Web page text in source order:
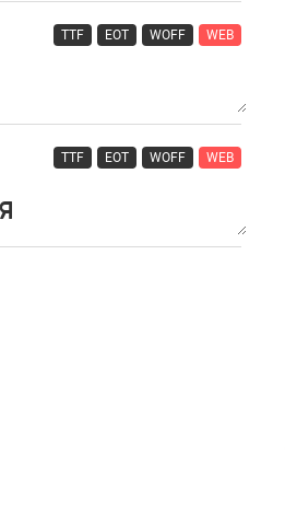
TTF EOT WOFF WEB
TTF EOT WOFF WEB